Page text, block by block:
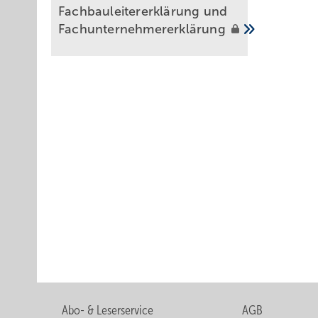
Fachbauleitererklärung und
Fachunternehmererklärung
Abo- & Leserservice AGB